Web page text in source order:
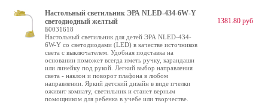
Настольный светильник ЭРА NLED-434-6W-Y
светодиодный желтый
Б0031618
Настольный светильник для детей ЭРА NLED-434-
6W-Y со светодиодами (LED) в качестве источников
света с выключателем. Удобная подставка на
основании поможет всегда иметь ручку, карандаши
или линейку под рукой. Легкий выбор направления
света - наклон и поворот плафона в любом
направлении. Яркий детский дизайн в виде пчелки
оживит комнату, светильник и станет верным
помощником для ребенка в учебе или творчестве.
1381.80 руб